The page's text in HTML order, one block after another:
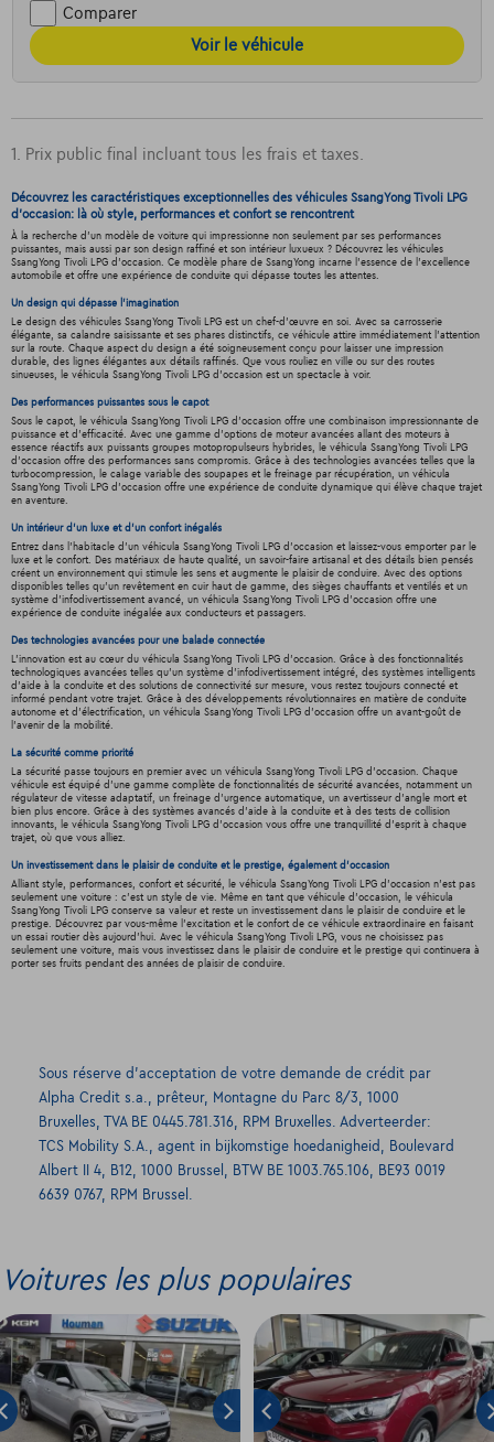
Comparer
Voir le véhicule
1. Prix public final incluant tous les frais et taxes.
Découvrez les caractéristiques exceptionnelles des véhicules SsangYong Tivoli LPG
d'occasion: là où style, performances et confort se rencontrent
À la recherche d'un modèle de voiture qui impressionne non seulement par ses performances
puissantes, mais aussi par son design raffiné et son intérieur luxueux ? Découvrez les véhicules
SsangYong Tivoli LPG d'occasion. Ce modèle phare de SsangYong incarne l'essence de l'excellence
automobile et offre une expérience de conduite qui dépasse toutes les attentes.
Un design qui dépasse l'imagination
Le design des véhicules SsangYong Tivoli LPG est un chef-d'œuvre en soi. Avec sa carrosserie
élégante, sa calandre saisissante et ses phares distinctifs, ce véhicule attire immédiatement l'attention
sur la route. Chaque aspect du design a été soigneusement conçu pour laisser une impression
durable, des lignes élégantes aux détails raffinés. Que vous rouliez en ville ou sur des routes
sinueuses, le véhicula SsangYong Tivoli LPG d'occasion est un spectacle à voir.
Des performances puissantes sous le capot
Sous le capot, le véhicula SsangYong Tivoli LPG d'occasion offre une combinaison impressionnante de
puissance et d'efficacité. Avec une gamme d'options de moteur avancées allant des moteurs à
essence réactifs aux puissants groupes motopropulseurs hybrides, le véhicula SsangYong Tivoli LPG
d'occasion offre des performances sans compromis. Grâce à des technologies avancées telles que la
turbocompression, le calage variable des soupapes et le freinage par récupération, un véhicula
SsangYong Tivoli LPG d'occasion offre une expérience de conduite dynamique qui élève chaque trajet
en aventure.
Un intérieur d’un luxe et d’un confort inégalés
Entrez dans l'habitacle d'un véhicula SsangYong Tivoli LPG d'occasion et laissez-vous emporter par le
luxe et le confort. Des matériaux de haute qualité, un savoir-faire artisanal et des détails bien pensés
créent un environnement qui stimule les sens et augmente le plaisir de conduire. Avec des options
disponibles telles qu'un revêtement en cuir haut de gamme, des sièges chauffants et ventilés et un
système d'infodivertissement avancé, un véhicula SsangYong Tivoli LPG d'occasion offre une
expérience de conduite inégalée aux conducteurs et passagers.
Des technologies avancées pour une balade connectée
L'innovation est au cœur du véhicula SsangYong Tivoli LPG d'occasion. Grâce à des fonctionnalités
technologiques avancées telles qu'un système d'infodivertissement intégré, des systèmes intelligents
d'aide à la conduite et des solutions de connectivité sur mesure, vous restez toujours connecté et
informé pendant votre trajet. Grâce à des développements révolutionnaires en matière de conduite
autonome et d'électrification, un véhicula SsangYong Tivoli LPG d'occasion offre un avant-goût de
l'avenir de la mobilité.
La sécurité comme priorité
La sécurité passe toujours en premier avec un véhicula SsangYong Tivoli LPG d'occasion. Chaque
véhicule est équipé d'une gamme complète de fonctionnalités de sécurité avancées, notamment un
régulateur de vitesse adaptatif, un freinage d'urgence automatique, un avertisseur d'angle mort et
bien plus encore. Grâce à des systèmes avancés d'aide à la conduite et à des tests de collision
innovants, le véhicula SsangYong Tivoli LPG d'occasion vous offre une tranquillité d'esprit à chaque
trajet, où que vous alliez.
Un investissement dans le plaisir de conduite et le prestige, également d'occasion
Alliant style, performances, confort et sécurité, le véhicula SsangYong Tivoli LPG d'occasion n'est pas
seulement une voiture : c'est un style de vie. Même en tant que véhicule d'occasion, le véhicula
SsangYong Tivoli LPG conserve sa valeur et reste un investissement dans le plaisir de conduire et le
prestige. Découvrez par vous-même l'excitation et le confort de ce véhicule extraordinaire en faisant
un essai routier dès aujourd'hui. Avec le véhicula SsangYong Tivoli LPG, vous ne choisissez pas
seulement une voiture, mais vous investissez dans le plaisir de conduire et le prestige qui continuera à
porter ses fruits pendant des années de plaisir de conduire.
Sous réserve d’acceptation de votre demande de crédit par
Alpha Credit s.a., prêteur, Montagne du Parc 8/3, 1000
Bruxelles, TVA BE 0445.781.316, RPM Bruxelles. Adverteerder:
TCS Mobility S.A., agent in bijkomstige hoedanigheid, Boulevard
Albert II 4, B12, 1000 Brussel, BTW BE 1003.765.106, BE93 0019
6639 0767, RPM Brussel.
Voitures les plus populaires